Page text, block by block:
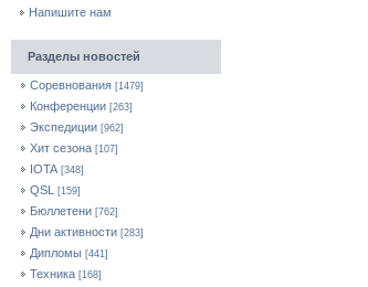
Напишите нам
Разделы новостей
Соревнования [1479]
Конференции [263]
Экспедиции [962]
Хит сезона [107]
IOTA [348]
QSL [159]
Бюллетени [762]
Дни активности [283]
Дипломы [441]
Техника [168]